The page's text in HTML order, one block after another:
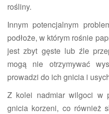
rośliny.
Innym potencjalnym
podłoże, w którym rośnie
jest zbyt gęste lub źle
mogą nie otrzymywać
prowadzi do ich gnicia i
Z kolei nadmiar wilgoci w
gnicia korzeni, co również